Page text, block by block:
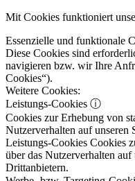
Mit Cookies funktioniert
Essenzielle und funktionale
Diese Cookies sind
navigieren bzw. wir Ihre
Cookies“).
Weitere Cookies:
Leistungs-Cookies ⓘ
Cookies zur Erhebung von
Nutzerverhalten auf unseren
Leistungs-Cookies Cookies
über das Nutzerverhalten
Drittanbietern.